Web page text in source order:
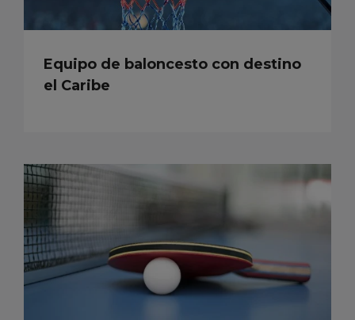
Equipo de baloncesto con destino
el Caribe